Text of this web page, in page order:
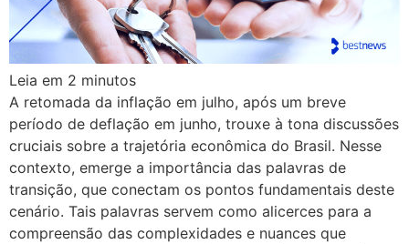
Leia em 2 minutos
A retomada da inflação em julho, após um breve
período de deflação em junho, trouxe à tona discussões
cruciais sobre a trajetória econômica do Brasil. Nesse
contexto, emerge a importância das palavras de
transição, que conectam os pontos fundamentais deste
cenário. Tais palavras servem como alicerces para a
compreensão das complexidades e nuances que